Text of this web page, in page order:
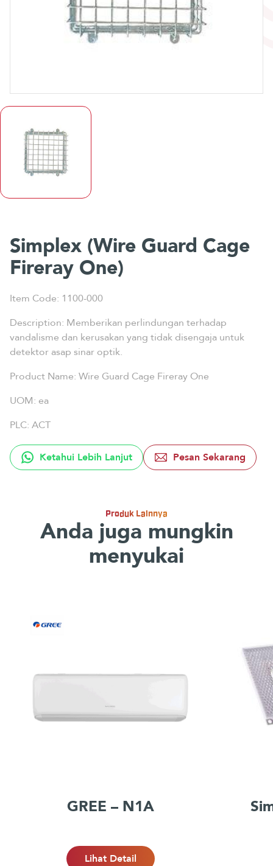
Simplex (Wire Guard Cage
Fireray One)
Item Code: 1100-000
Description: Memberikan perlindungan terhadap
vandalisme dan kerusakan yang tidak disengaja untuk
detektor asap sinar optik.
Product Name: Wire Guard Cage Fireray One
UOM: ea
PLC: ACT
Ketahui Lebih Lanjut Pesan Sekarang
Produk Lainnya
Anda juga mungkin
menyukai
GREE – N1A
Lihat Detail